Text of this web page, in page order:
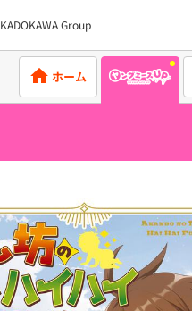
KADOKAWA Group
ホーム